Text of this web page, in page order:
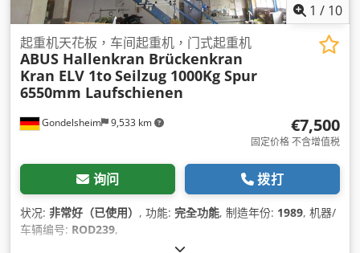
1 / 10
Gondelsheim 9,533 km
起重机天花板，车间起重机，门式起重机
ABUS Hallenkran Brückenkran
Kran ELV 1toSeilzug 1000Kg Spur
6550mm Laufschienen
€7,500
固定价格 不含增值税
询问 拨打
状况: 非常好（已使用） , 功能: 完全功能, 制造年份: 1989, 机器/
车辆编号: ROD239,